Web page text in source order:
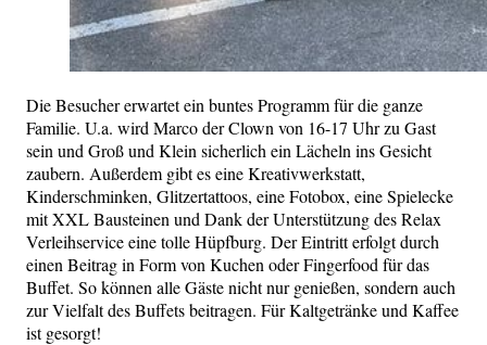
Die Besucher erwartet ein buntes Programm für die ganze
Familie. U.a. wird Marco der Clown von 16-17 Uhr zu Gast
sein und Groß und Klein sicherlich ein Lächeln ins Gesicht
zaubern. Außerdem gibt es eine Kreativwerkstatt,
Kinderschminken, Glitzertattoos, eine Fotobox, eine Spielecke
mit XXL Bausteinen und Dank der Unterstützung des Relax
Verleihservice eine tolle Hüpfburg. Der Eintritt erfolgt durch
einen Beitrag in Form von Kuchen oder Fingerfood für das
Buffet. So können alle Gäste nicht nur genießen, sondern auch
zur Vielfalt des Buffets beitragen. Für Kaltgetränke und Kaffee
ist gesorgt!